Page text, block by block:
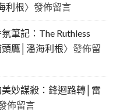
利根〉發佈留言
筆記：The Ruthless
鷹│潘海利根〉發佈留
妙謀殺：鋒迴路轉│雷
佈留言